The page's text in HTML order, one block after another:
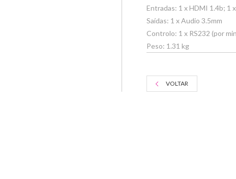
Entradas: 1 x HDMI 1.4b; 1
Saídas: 1 x Audio 3.5mm
Controlo: 1 x RS232 (por
Peso: 1.31 kg
VOLTAR